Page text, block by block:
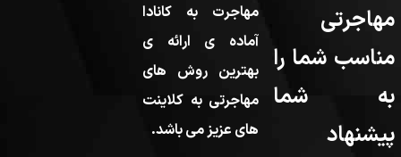
مهاجرتی
مناسب شما را
به شما
پیشنهاد
مهاجرت به کانادا
آماده ی ارائه ی
بهترین روش های
مهاجرتی به کلاینت
های عزیز می باشد.